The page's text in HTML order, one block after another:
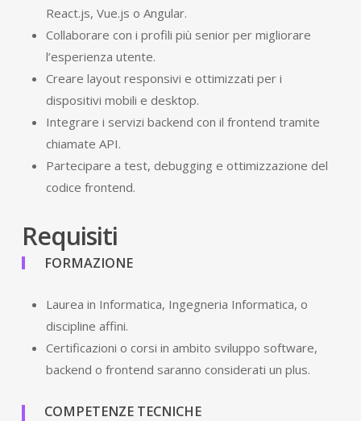
React.js, Vue.js o Angular.
Collaborare con i profili più senior per migliorare
l’esperienza utente.
Creare layout responsivi e ottimizzati per i
dispositivi mobili e desktop.
Integrare i servizi backend con il frontend tramite
chiamate API.
Partecipare a test, debugging e ottimizzazione del
codice frontend.
Requisiti
FORMAZIONE
Laurea in Informatica, Ingegneria Informatica, o
discipline affini.
Certificazioni o corsi in ambito sviluppo software,
backend o frontend saranno considerati un plus.
COMPETENZE TECNICHE